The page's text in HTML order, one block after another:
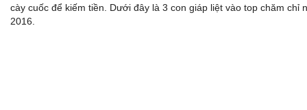
cày cuốc để kiếm tiền. Dưới đây là 3 con giáp liệt vào top chăm chỉ
2016.